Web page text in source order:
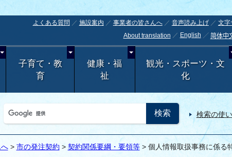
よくある質問 施設案内 事業者の皆さんへ 音声読み上げ 文字
About translation
English 简体中
子育て・教
育
健康・福
祉
観光・スポーツ・文
化
検索の使
> 市の発注契約 > 契約関係要綱・要領等> 個人情報取扱事務に係る